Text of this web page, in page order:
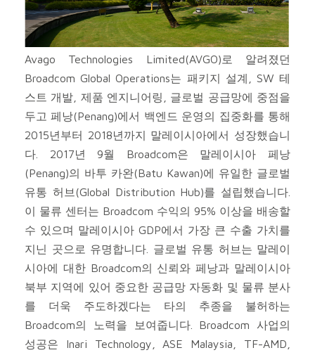
Avago Technologies Limited(AVGO)로 알려졌던
Broadcom Global Operations는 패키지 설계, SW 테
스트 개발, 제품 엔지니어링, 글로벌 공급망에 중점을
두고 페낭(Penang)에서 백엔드 운영의 집중화를 통해
2015년부터 2018년까지 말레이시아에서 성장했습니
다. 2017년 9월 Broadcom은 말레이시아 페낭
(Penang)의 바투 카완(Batu Kawan)에 유일한 글로벌
유통 허브(Global Distribution Hub)를 설립했습니다.
이 물류 센터는 Broadcom 수익의 95% 이상을 배송할
수 있으며 말레이시아 GDP에서 가장 큰 수출 가치를
지닌 곳으로 유명합니다. 글로벌 유통 허브는 말레이
시아에 대한 Broadcom의 신뢰와 페낭과 말레이시아
북부 지역에 있어 중요한 공급망 자동화 및 물류 분사
를 더욱 주도하겠다는 타의 추종을 불허하는
Broadcom의 노력을 보여줍니다. Broadcom 사업의
성공은 Inari Technology, ASE Malaysia, TF-AMD,